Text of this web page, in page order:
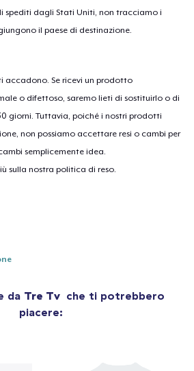
spediti dagli Stati Uniti, non tracciamo i
il paese di destinazione.
accadono. Se ricevi un prodotto
o difettoso, saremo lieti di sostituirlo o di
giorni. Tuttavia, poiché i nostri prodotti
non possiamo accettare resi o cambi per
semplicemente idea.
sulla nostra politica di reso.
da Tre Tv che ti potrebbero
piacere: